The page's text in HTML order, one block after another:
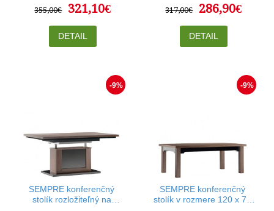
355,00€ 321,10€
DETAIL
317,00€ 286,90€
DETAIL
-9%
SEMPRE konferenčný
stolík rozložiteľný na
-9%
SEMPRE konferenčný
stolík v rozmere 120 x 70